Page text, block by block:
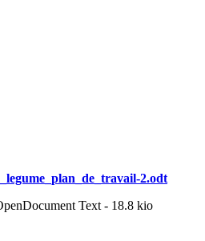
2.odt
Text - 18.8 kio